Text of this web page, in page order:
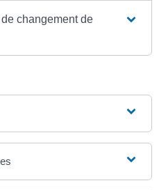
changement de